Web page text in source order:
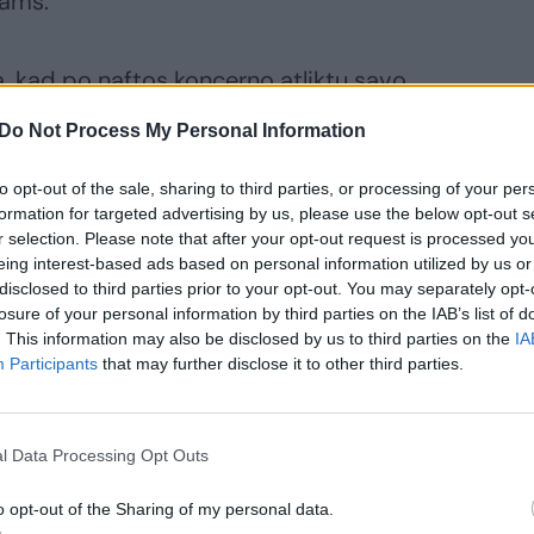
Do Not Process My Personal Information
opt-out of the sale, sharing to third parties, or processing of your
for targeted advertising by us, please use the below opt-out
selection. Please note that after your opt-out request is processed
interest-based ads based on personal information utilized by us
to third parties prior to your opt-out. You may separately
of your personal information by third parties on the IAB’s list of
This information may also be disclosed by us to third parties on the
Participants that may further disclose it to other third parties.
Data Processing Opt Outs
opt-out of the Sharing of my personal data.
kad po naftos koncerno atliktų savo
testų paaiškėjo, kad patirti dėl
5 mlrd. Lenkijos zlotų, todėl
įmonės aktyvai buvo naudojami
pusmečio bendrovės nuostoliai prieš
ir amortizaciją (EBTDA) siekė 3,2
vertės mažėjimo nuostolių koncernui
– čia rodiklis siekia 4,2 mlrd.
segmente „Unipetrol Group“
zlotų, o perdirbimo padaliniuose
iš viso 104 mln. zlotų.
švelnino tik mūsų Nenumatytų